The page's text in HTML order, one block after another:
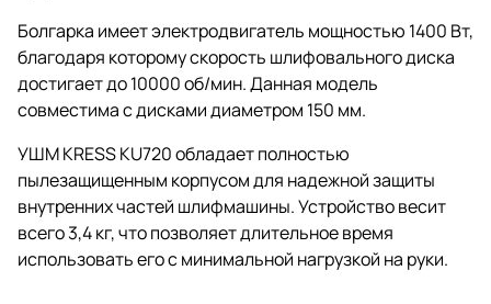
Болгарка имеет электродвигатель мощностью 1400 Вт,
благодаря которому скорость шлифовального диска
достигает до 10000 об/мин. Данная модель
совместима с дисками диаметром 150 мм.
УШМ KRESS KU720 обладает полностью
пылезащищенным корпусом для надежной защиты
внутренних частей шлифмашины. Устройство весит
всего 3,4 кг, что позволяет длительное время
использовать его с минимальной нагрузкой на руки.